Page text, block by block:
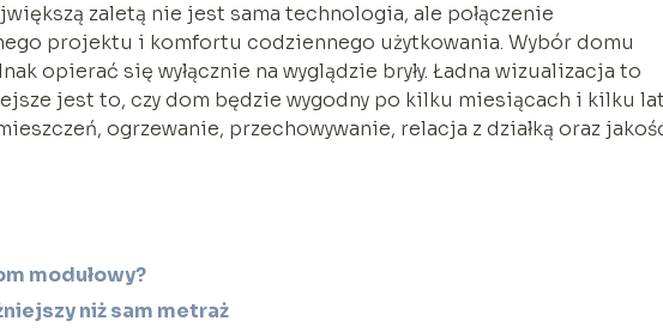
zaletą nie jest sama technologia, ale połączenie
projektu i komfortu codziennego użytkowania. Wybór domu
opierać się wyłącznie na wyglądzie bryły. Ładna wizualizacja to
jest to, czy dom będzie wygodny po kilku miesiącach i kilku
ogrzewanie, przechowywanie, relacja z działką oraz
modułowy?
niż sam metraż